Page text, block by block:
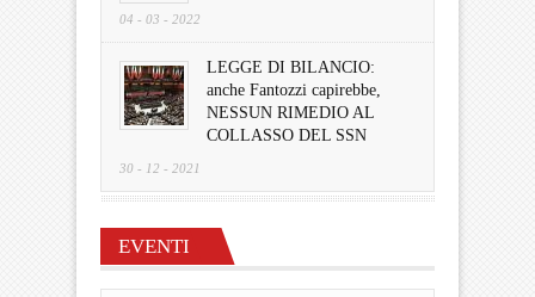
04 - 03 - 2022
LEGGE DI BILANCIO:
anche Fantozzi capirebbe,
NESSUN RIMEDIO AL
COLLASSO DEL SSN
30 - 12 - 2021
EVENTI